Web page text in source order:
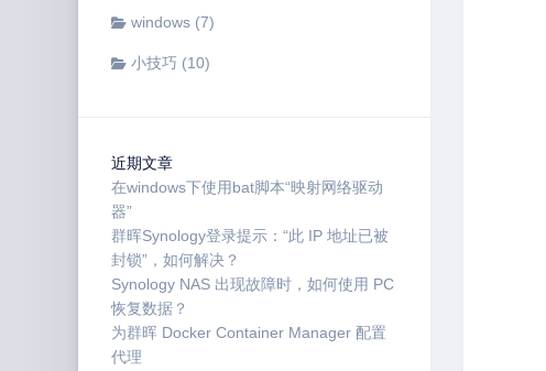
windows(7)
小技巧 (10)
近期文章
在windows下使用bat脚本“映射网络驱动
器”
群晖Synology登录提示：“此 IP 地址已被
封锁”，如何解决？
Synology NAS 出现故障时，如何使用 PC
恢复数据？
为群晖 Docker Container Manager 配置
代理